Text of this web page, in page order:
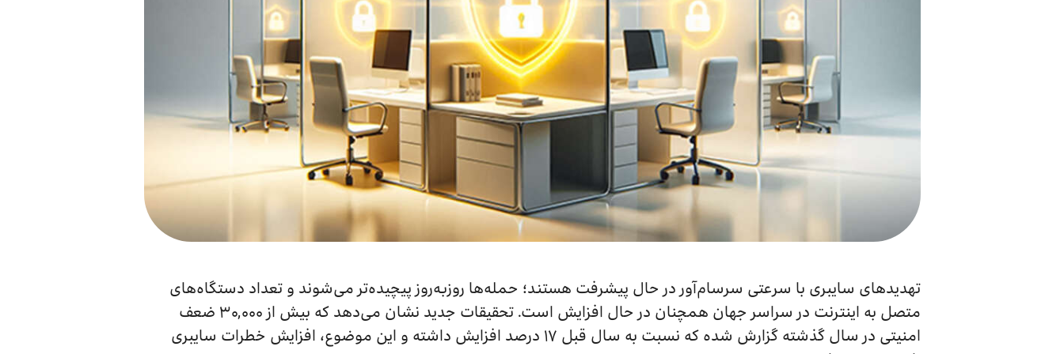
تهدیدهای سایبری با سرعتی سرسام‌آور در حال پیشرفت هستند؛ حمله‌ها روزبه‌روز پیچیده‌تر می‌شوند و تعداد دستگاه‌های
متصل به اینترنت در سراسر جهان همچنان در حال افزایش است. تحقیقات جدید نشان می‌دهد که بیش از ۳۰,۰۰۰ ضعف
امنیتی در سال گذشته گزارش شده که نسبت به سال قبل ۱۷ درصد افزایش داشته و این موضوع، افزایش خطرات سایبری